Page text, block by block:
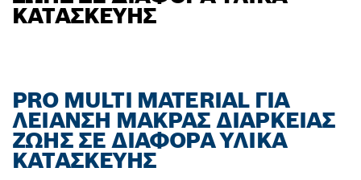
ΚΑΤΑΣΚΕΥΉΣ
PRO MULTI MATERIAL ΓΙΑ
ΛΕΊΑΝΣΗ ΜΑΚΡΆΣ ΔΙΑΡΚΕΊΑΣ
ΖΩΉΣ ΣΕ ΔΙΆΦΟΡΑ ΥΛΙΚΆ
ΚΑΤΑΣΚΕΥΉΣ